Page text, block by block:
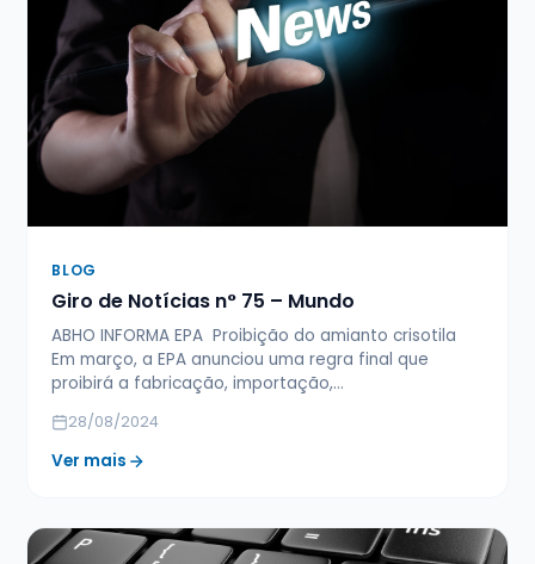
BLOG
Giro de Notícias n° 75 – Mundo
ABHO INFORMA EPA Proibição do amianto crisotila
Em março, a EPA anunciou uma regra final que
proibirá a fabricação, importação,…
28/08/2024
Ver mais